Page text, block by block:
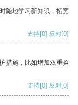
随地学习新知识，拓宽
支持[0] 反对[0]
措施，比如增加双重验
支持[0] 反对[0]